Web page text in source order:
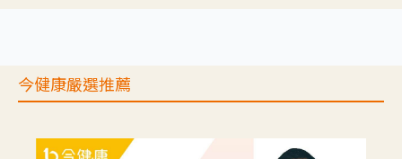
今健康嚴選推薦